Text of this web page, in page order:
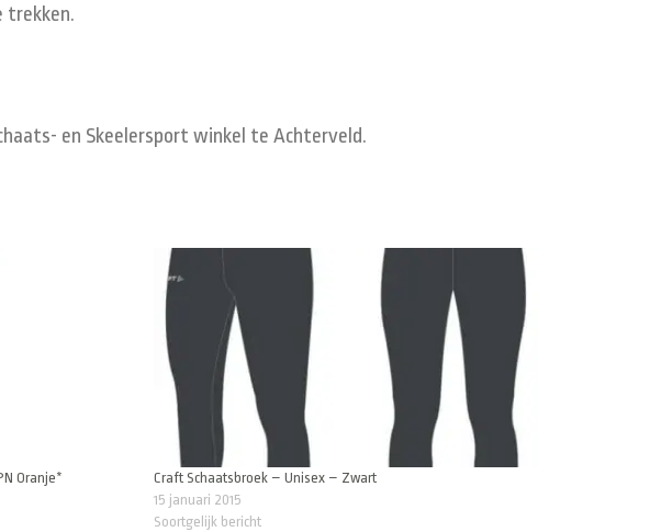
trekken.
en Skeelersport winkel te Achterveld.
Oranje*
Craft Schaatsbroek – Unisex – Zwart
15 januari 2015
Soortgelijk bericht